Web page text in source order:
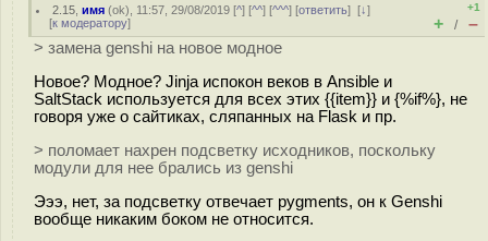
2.15 ,имя (ok), 11:57, 29/08/2019 [^] [^^] [^^^] [ответить][↓]
[к модератору]
+1
+ / –
> замена genshi на новое модное
Новое? Модное? Jinja испокон веков в Ansible и
SaltStack используется для всех этих {{item}} и {%if%}, не
говоря уже о сайтиках, сляпанных на Flask и пр.
> поломает нахрен подсветку исходников, поскольку
модули для нее брались из genshi
Эээ, нет, за подсветку отвечает pygments, он к Genshi
вообще никаким боком не относится.